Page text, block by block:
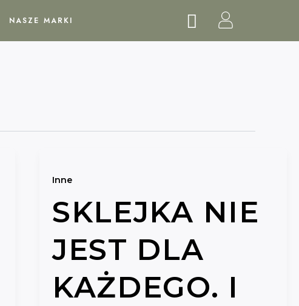
NASZE MARKI Wózek
Inne
SKLEJKA NIE
JEST DLA
KAŻDEGO. I